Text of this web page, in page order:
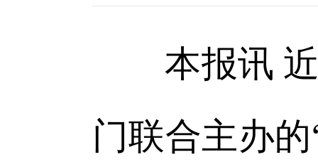
本报讯 近
门联合主办